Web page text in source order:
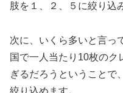
肢を１、２、５に絞り込
次に、いくら多いと言っ
国で一人当たり10枚のク
ぎるだろうということで